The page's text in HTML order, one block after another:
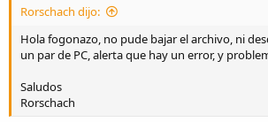
Rorschach dijo:
Hola fogonazo, no pude bajar el archivo, ni
un par de PC, alerta que hay un error, y
Saludos
Rorschach